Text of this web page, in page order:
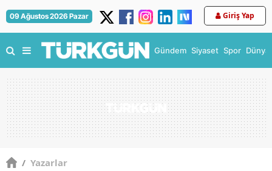
09 Ağustos 2026 Pazar Giriş Yap
Gündem Siyaset Spor Dünya
/ Yazarlar